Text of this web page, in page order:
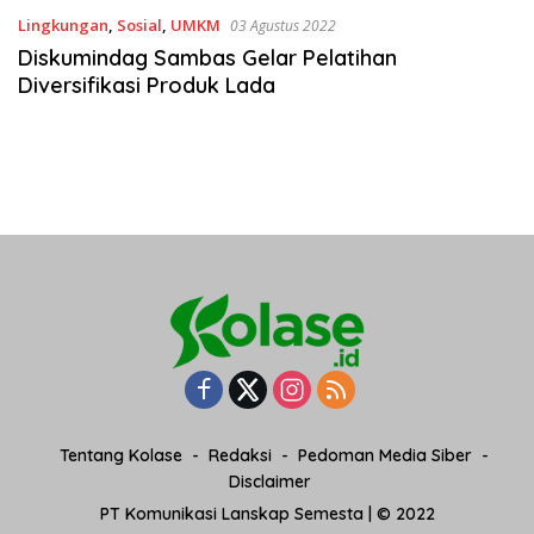
Lingkungan, Sosial, UMKM 03 Agustus 2022
Diskumindag Sambas Gelar Pelatihan
Diversifikasi Produk Lada
Tentang Kolase Redaksi
Pedoman Media Siber
Disclaimer
PT Komunikasi Lanskap Semesta | © 2022